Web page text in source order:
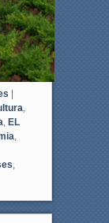
,
, EL
,
,